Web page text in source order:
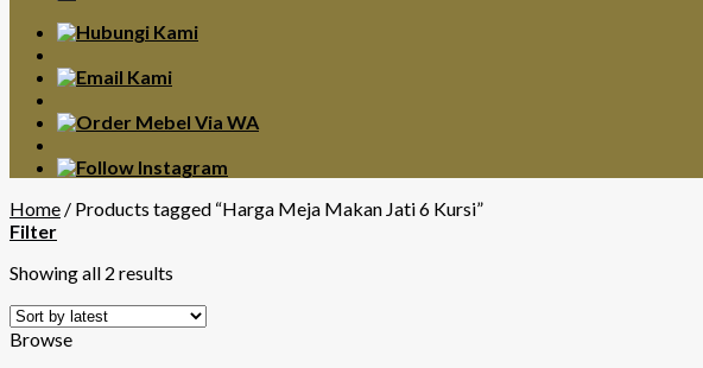
Home / Products tagged “Harga Meja Makan Jati 6 Kursi”
Filter
Showing all 2 results
Browse